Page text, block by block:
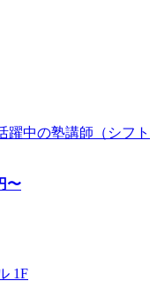
躍中の塾講師（シフト
〜
1F